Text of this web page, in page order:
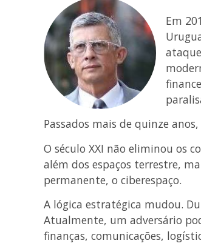
Em
Passados mais de quinze
O século XXI não eliminou os
além dos espaços terrestre,
permanente, o ciberespaço.
A lógica estratégica mudou.
Atualmente, um adversário
finanças, comunicações,